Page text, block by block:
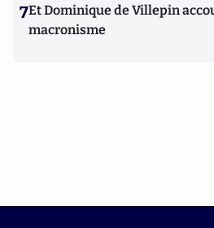
7Et Dominique de Villepin
macronisme